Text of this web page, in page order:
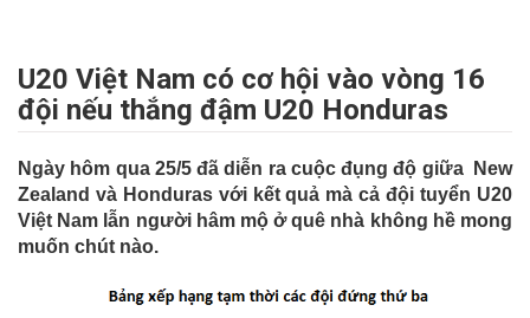
U20 Việt Nam có cơ hội vào vòng 16
đội nếu thắng đậm U20 Honduras
Ngày hôm qua 25/5 đã diễn ra cuộc đụng độ giữa New
Zealand và Honduras với kết quả mà cả đội tuyển U20
Việt Nam lẫn người hâm mộ ở quê nhà không hề mong
muốn chút nào.